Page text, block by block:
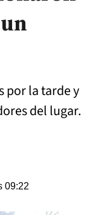
por la tarde y
del lugar.
09:22